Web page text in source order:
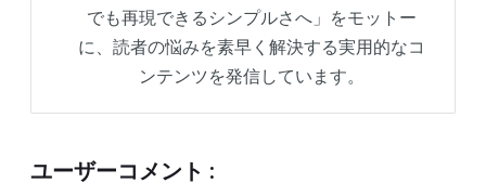
でも再現できるシンプルさへ」をモットー
に、読者の悩みを素早く解決する実用的なコ
ンテンツを発信しています。
ユーザーコメント :